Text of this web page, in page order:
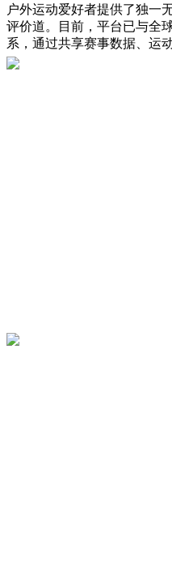
户外运动爱好者提供了独一
评价道。目前，平台已与全
系，通过共享赛事数据、运